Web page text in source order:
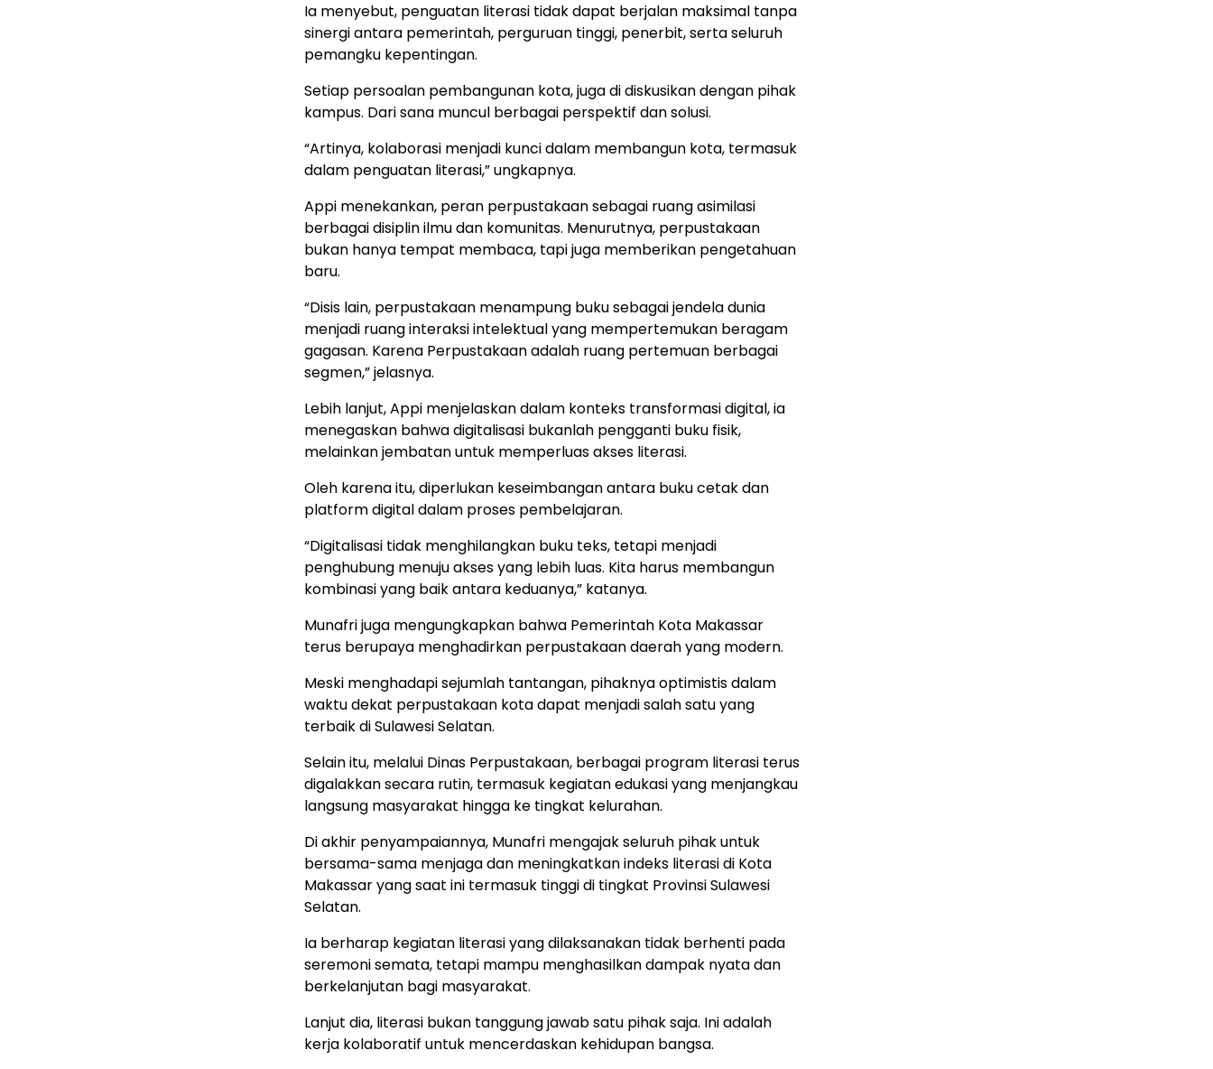
Ia menyebut, penguatan literasi tidak dapat berjalan maksimal tanpa
sinergi antara pemerintah, perguruan tinggi, penerbit, serta seluruh
pemangku kepentingan.
Setiap persoalan pembangunan kota, juga di diskusikan dengan pihak
kampus. Dari sana muncul berbagai perspektif dan solusi.
“Artinya, kolaborasi menjadi kunci dalam membangun kota, termasuk
dalam penguatan literasi,” ungkapnya.
Appi menekankan, peran perpustakaan sebagai ruang asimilasi
berbagai disiplin ilmu dan komunitas. Menurutnya, perpustakaan
bukan hanya tempat membaca, tapi juga memberikan pengetahuan
baru.
“Disis lain, perpustakaan menampung buku sebagai jendela dunia
menjadi ruang interaksi intelektual yang mempertemukan beragam
gagasan. Karena Perpustakaan adalah ruang pertemuan berbagai
segmen,” jelasnya.
Lebih lanjut, Appi menjelaskan dalam konteks transformasi digital, ia
menegaskan bahwa digitalisasi bukanlah pengganti buku fisik,
melainkan jembatan untuk memperluas akses literasi.
Oleh karena itu, diperlukan keseimbangan antara buku cetak dan
platform digital dalam proses pembelajaran.
“Digitalisasi tidak menghilangkan buku teks, tetapi menjadi
penghubung menuju akses yang lebih luas. Kita harus membangun
kombinasi yang baik antara keduanya,” katanya.
Munafri juga mengungkapkan bahwa Pemerintah Kota Makassar
terus berupaya menghadirkan perpustakaan daerah yang modern.
Meski menghadapi sejumlah tantangan, pihaknya optimistis dalam
waktu dekat perpustakaan kota dapat menjadi salah satu yang
terbaik di Sulawesi Selatan.
Selain itu, melalui Dinas Perpustakaan, berbagai program literasi terus
digalakkan secara rutin, termasuk kegiatan edukasi yang menjangkau
langsung masyarakat hingga ke tingkat kelurahan.
Di akhir penyampaiannya, Munafri mengajak seluruh pihak untuk
bersama-sama menjaga dan meningkatkan indeks literasi di Kota
Makassar yang saat ini termasuk tinggi di tingkat Provinsi Sulawesi
Selatan.
Ia berharap kegiatan literasi yang dilaksanakan tidak berhenti pada
seremoni semata, tetapi mampu menghasilkan dampak nyata dan
berkelanjutan bagi masyarakat.
Lanjut dia, literasi bukan tanggung jawab satu pihak saja. Ini adalah
kerja kolaboratif untuk mencerdaskan kehidupan bangsa.